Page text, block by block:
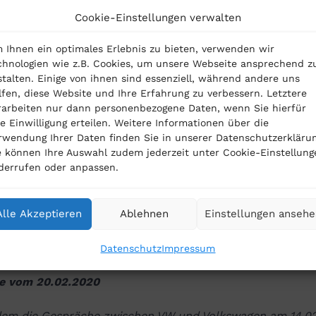
Cookie-Einstellungen verwalten
Ihnen ein optimales Erlebnis zu bieten, verwenden wir
wie z.B. Cookies, um unsere Webseite ansprechend
Einige von ihnen sind essenziell, während andere uns
diese Website und Ihre Erfahrung zu verbessern. Letztere
nur dann personenbezogene Daten, wenn Sie hierfür
Einwilligung erteilen. Weitere Informationen über die
Ihrer Daten finden Sie in unserer
können Ihre Auswahl zudem jederzeit unter Cookie-
oder anpassen.
Akzeptieren Ablehnen Einstellungen
DatenschutzImpressum
Fahrer verlockend.Wie sich die Einzelansprüche
nicht transparent. Wer diesen Geldbetrag annimmt,
die vom VZBV ausgehandelte Summe höher
ist unklar, ob die Auszahlungen nachverfolgt
Voraussichtlich ist die Einzelzahlung allerdings an den
der Musterfeststellungsklage gebunden: Die daran
Sicherheiten für den Diesel-Fahrer gehen damit
die von VW angebotenen Einzelzahlungen
– zumindest nicht, bis die Einzelheiten geklärt
vom 20.02.2020